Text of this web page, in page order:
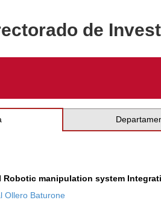
de
Robotic manipulation system
Ollero Baturone